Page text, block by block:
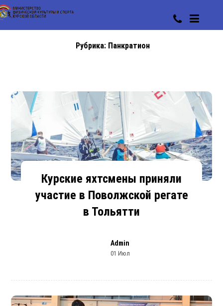
Рубрика: Панкратион
Курские яхтсмены приняли
участие в Поволжской регате
в Тольятти
Admin
01 Июл